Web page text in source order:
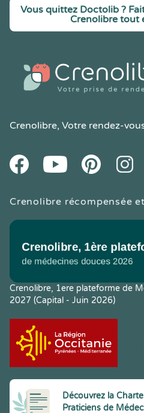
Vous quittez Doctolib ?
Crenolibre tout
Crenolibre, Votre rendez-
FacebookYoutube Pintereset
Crenolibre récompensée
Crenolibre, 1ere plateforme de
2027 (Capital - Juin 2026)
Découvrez la
Praticiens de